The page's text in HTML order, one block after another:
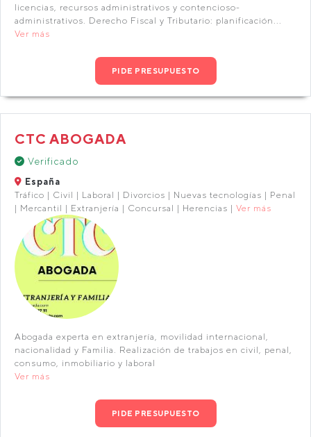
licencias, recursos administrativos y contencioso-
administrativos. Derecho Fiscal y Tributario: planificación...
Ver más
PIDE PRESUPUESTO
CTC ABOGADA
Verificado
España
Tráfico | Civil | Laboral | Divorcios | Nuevas tecnologías | Penal
| Mercantil | Extranjería | Concursal | Herencias | Ver más
Abogada experta en extranjería, movilidad internacional,
nacionalidad y Familia. Realización de trabajos en civil, penal,
consumo, inmobiliario y laboral
Ver más
PIDE PRESUPUESTO